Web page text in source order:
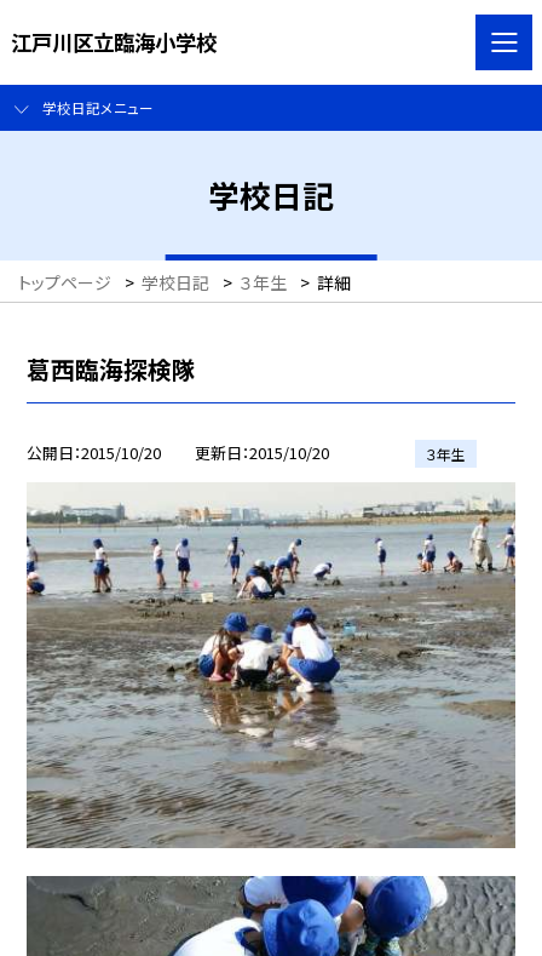
江戸川区立臨海小学校
学校日記メニュー
学校日記
トップページ > 学校日記 > ３年生 > 詳細
葛西臨海探検隊
公開日 2015/10/20 更新日 2015/10/20 ３年生